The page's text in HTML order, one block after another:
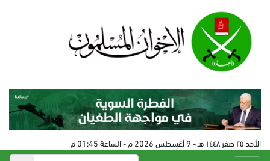
الأحد ٢٥ صفر ١٤٤٨ هـ - 9 أغسطس 2026 م - الساعة 01:45 م